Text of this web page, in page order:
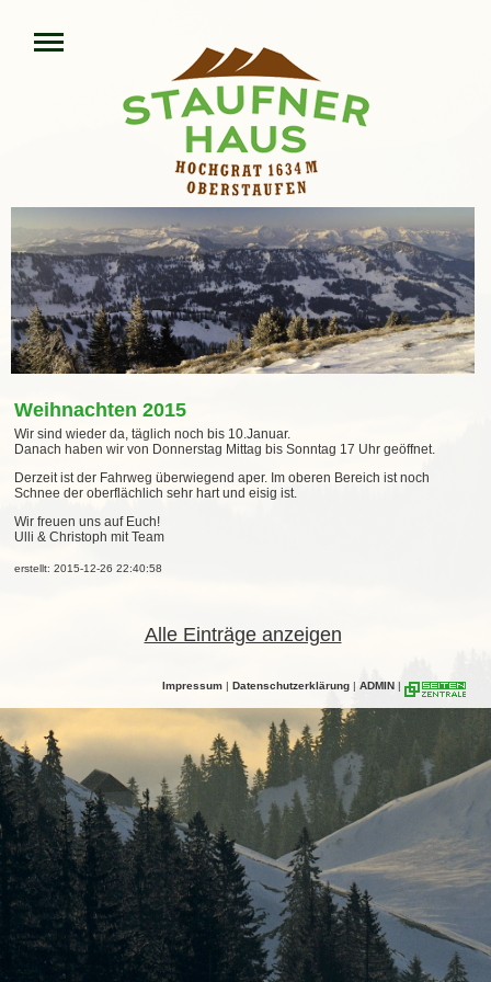
Weihnachten 2015
Wir sind wieder da, täglich noch bis 10.Januar.
Danach haben wir von Donnerstag Mittag bis Sonntag 17 Uhr geöffnet.
Derzeit ist der Fahrweg überwiegend aper. Im oberen Bereich ist noch
Schnee der oberflächlich sehr hart und eisig ist.
Wir freuen uns auf Euch!
Ulli & Christoph mit Team
erstellt: 2015-12-26 22:40:58
Alle Einträge anzeigen
Impressum | Datenschutzerklärung | ADMIN |